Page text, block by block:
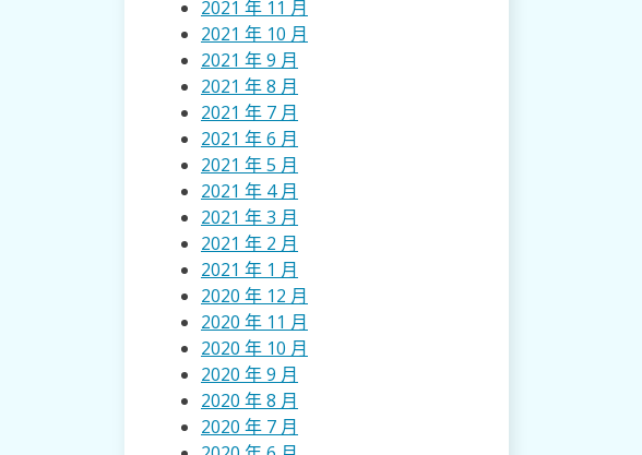
2021 年 11 月
2021 年 10 月
2021 年 9 月
2021 年 8 月
2021 年 7 月
2021 年 6 月
2021 年 5 月
2021 年 4 月
2021 年 3 月
2021 年 2 月
2021 年 1 月
2020 年 12 月
2020 年 11 月
2020 年 10 月
2020 年 9 月
2020 年 8 月
2020 年 7 月